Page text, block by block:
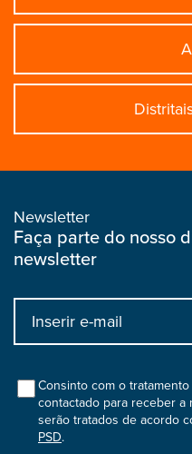
Newsletter
Faça parte do nosso
newsletter
Input
bootstrap
colConsinto com o
contactado para receber a
serão tratados de acordo
PSD.